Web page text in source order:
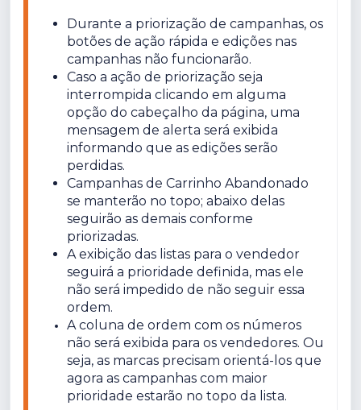
Durante a priorização de campanhas, os
botões de ação rápida e edições nas
campanhas não funcionarão.
Caso a ação de priorização seja
interrompida clicando em alguma
opção do cabeçalho da página, uma
mensagem de alerta será exibida
informando que as edições serão
perdidas.
Campanhas de Carrinho Abandonado
se manterão no topo; abaixo delas
seguirão as demais conforme
priorizadas.
A exibição das listas para o vendedor
seguirá a prioridade definida, mas ele
não será impedido de não seguir essa
ordem.
A coluna de ordem com os números
não será exibida para os vendedores. Ou
seja, as marcas precisam orientá-los que
agora as campanhas com maior
prioridade estarão no topo da lista.